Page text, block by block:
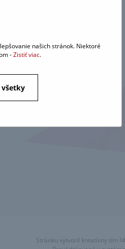
Stránku vytvoril kreatívny tím
našich stránok. Niektoré
-Zistiť viac.